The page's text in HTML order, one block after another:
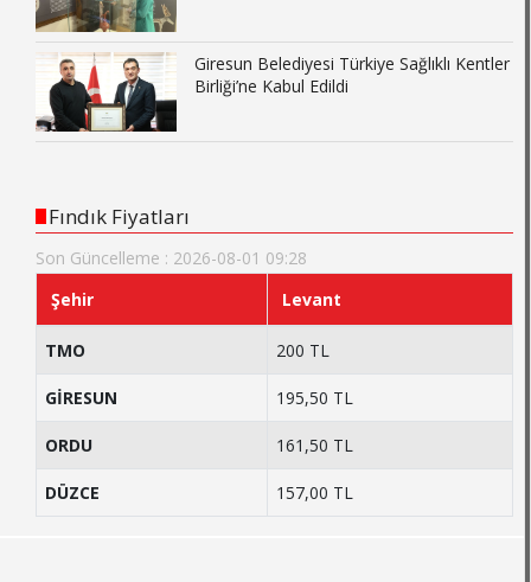
Giresun Belediyesi Türkiye Sağlıklı Kentler
Birliği’ne Kabul Edildi
Fındık Fiyatları
Son Güncelleme : 2026-08-01 09:28
Şehir
Levant
TMO 200 TL
GİRESUN 195,50 TL
ORDU 161,50 TL
DÜZCE 157,00 TL